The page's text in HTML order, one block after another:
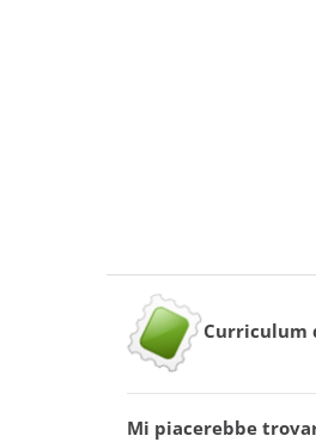
Curriculum
Mi piacerebbe